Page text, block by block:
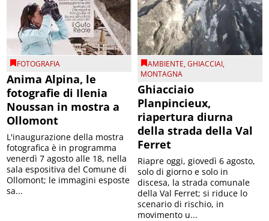
FOTOGRAFIA
Anima Alpina, le
fotografie di Ilenia
Noussan in mostra a
Ollomont
L'inaugurazione della mostra
fotografica è in programma
venerdì 7 agosto alle 18, nella
sala espositiva del Comune di
Ollomont; le immagini esposte
sa...
AMBIENTE,GHIACCIAI,
MONTAGNA
Ghiacciaio
Planpincieux,
riapertura diurna
della strada della Val
Ferret
Riapre oggi, giovedì 6 agosto,
solo di giorno e solo in
discesa, la strada comunale
della Val Ferret; si riduce lo
scenario di rischio, in
movimento u...